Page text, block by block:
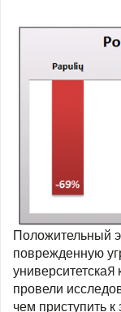
Положительный
поврежденную
провели
чем приступить